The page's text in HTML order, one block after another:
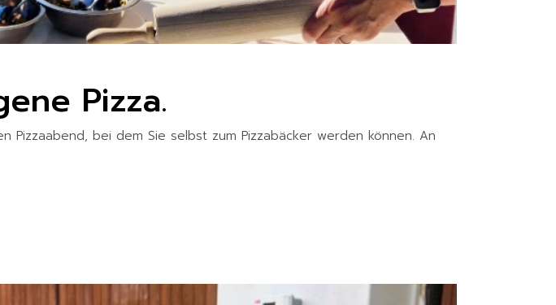
Pizza.
bei dem Sie selbst zum Pizzabäcker werden können. An